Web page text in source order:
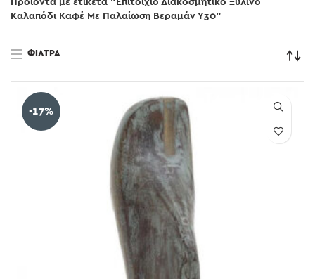
Προϊόντα με ετικέτα “Επιτοίχιο Διακοσμητικό Ξύλινο
Καλαπόδι Καφέ Με Παλαίωση Βεραμάν Υ30”
ΦΊΛΤΡΑ
-17%